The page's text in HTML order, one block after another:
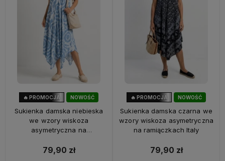
NOWOŚĆ
🔥 PROMOCJA
Sukienka damska niebieska
we wzory wiskoza
asymetryczna na
79,90 zł
NOWOŚĆ
🔥 PROMOCJA
Sukienka damska czarna we
wzory wiskoza asymetryczna
na ramiączkach Italy
79,90 zł